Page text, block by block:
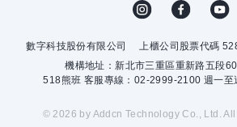
數字科技股份有限公司 上櫃公司股票代碼
機構地址：新北市三重區重新路五段
518熊班 客服專線：02-2999-2100 週一
© 2026 by Addcn Technology Co., Ltd.